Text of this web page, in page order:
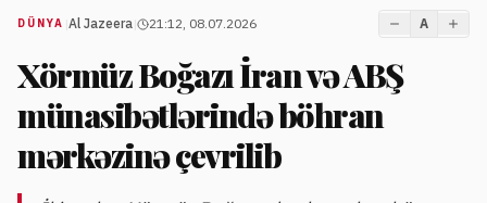
DÜNYA Al Jazeera 21:12, 08.07.2026 A
Xörmüz Boğazı İran və ABŞ
münasibətlərində böhran
mərkəzinə çevrilib